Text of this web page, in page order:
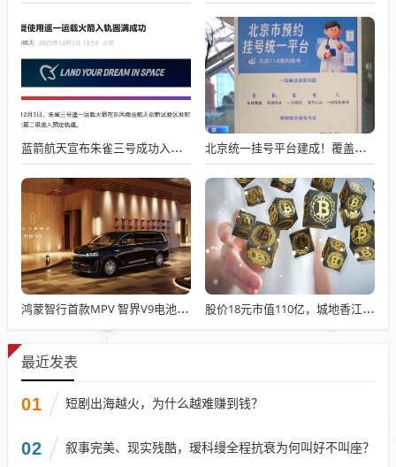
蓝箭航天宣布朱雀三号成功入轨，技术突破五大项，深入排查回收失败原因 北京统一挂号平台建成！覆盖近300家二三甲医院号源
鸿蒙智行首款MPV 智界V9电池信息曝光：WLTC最远续航223km 股价18元市值110亿，城地香江却被查出连续7季财报失真
最近发表
01 短剧出海越火，为什么越难赚到钱？
02 叙事完美、现实残酷，瑷科缦全程抗衰为何叫好不叫座？